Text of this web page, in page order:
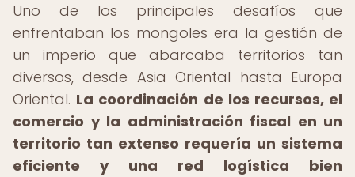
Uno de los principales desafíos que
enfrentaban los mongoles era la gestión de
un imperio que abarcaba territorios tan
diversos, desde Asia Oriental hasta Europa
Oriental. La coordinación de los recursos, el
comercio y la administración fiscal en un
territorio tan extenso requería un sistema
eficiente y una red logística bien